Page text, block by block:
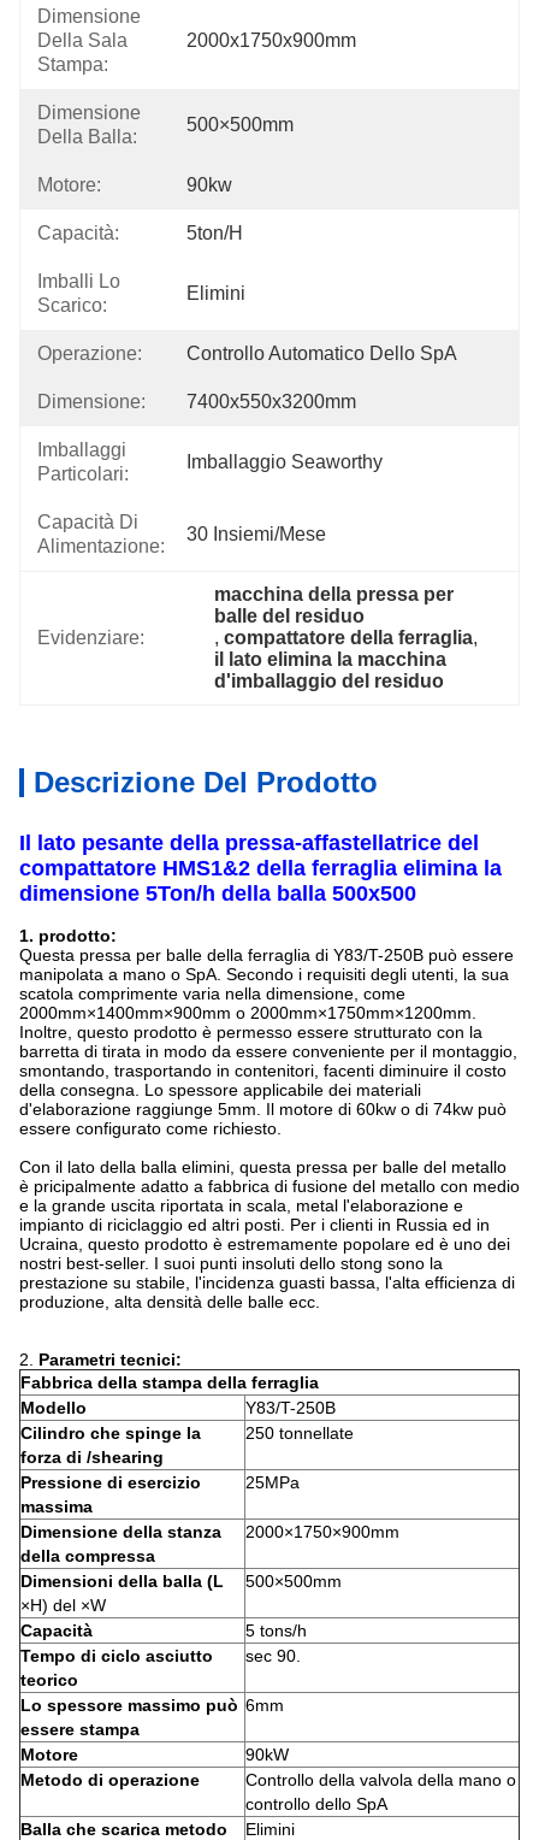
Dimensione
Della Sala
Stampa:
2000x1750x900mm
Dimensione
Della Balla:
500×500mm
Motore: 90kw
Capacità: 5ton/h
Imballi Lo
Scarico:
Elimini
Operazione: Controllo Automatico Dello SpA
Dimensione: 7400x550x3200mm
Imballaggi
Particolari:
Imballaggio Seaworthy
Capacità Di
Alimentazione:
30 Insiemi/mese
Evidenziare:
macchina della pressa per
balle del residuo
, compattatore della ferraglia,
il lato elimina la macchina
d'imballaggio del residuo
Descrizione Del Prodotto
Il lato pesante della pressa-affastellatrice del
compattatore HMS1&2 della ferraglia elimina la
dimensione 5Ton/h della balla 500x500
1. prodotto:
Questa pressa per balle della ferraglia di Y83/T-250B può essere
manipolata a mano o SpA. Secondo i requisiti degli utenti, la sua
scatola comprimente varia nella dimensione, come
2000mm×1400mm×900mm o 2000mm×1750mm×1200mm.
Inoltre, questo prodotto è permesso essere strutturato con la
barretta di tirata in modo da essere conveniente per il montaggio,
smontando, trasportando in contenitori, facenti diminuire il costo
della consegna. Lo spessore applicabile dei materiali
d'elaborazione raggiunge 5mm. Il motore di 60kw o di 74kw può
essere configurato come richiesto.
Con il lato della balla elimini, questa pressa per balle del metallo
è pricipalmente adatto a fabbrica di fusione del metallo con medio
e la grande uscita riportata in scala, metal l'elaborazione e
impianto di riciclaggio ed altri posti. Per i clienti in Russia ed in
Ucraina, questo prodotto è estremamente popolare ed è uno dei
nostri best-seller. I suoi punti insoluti dello stong sono la
prestazione su stabile, l'incidenza guasti bassa, l'alta efficienza di
produzione, alta densità delle balle ecc.
2. Parametri tecnici:
Fabbrica della stampa della ferraglia
Modello
Y83/T-250B
Cilindro che spinge la
forza di /shearing
250 tonnellate
Pressione di esercizio
massima
25MPa
Dimensione della stanza
della compressa
2000×1750×900mm
Dimensioni della balla (L
×H) del ×W
500×500mm
Capacità
5 tons/h
Tempo di ciclo asciutto
teorico
sec 90.
Lo spessore massimo può
essere stampa
6mm
Motore
90kW
Metodo di operazione
Controllo della valvola della mano o
controllo dello SpA
Balla che scarica metodo
Elimini